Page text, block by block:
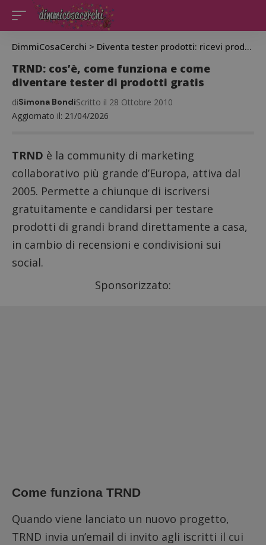
DimmiCosaCerchi > Diventa tester prodotti: ricevi prodotti gratis da testare
TRND: cos’è, come funziona e come
diventare tester di prodotti gratis
Aggiornato il: 21/04/2026
diSimona BondiScritto il 28 Ottobre 2010
TRND è la community di marketing
collaborativo più grande d’Europa, attiva dal
2005. Permette a chiunque di iscriversi
gratuitamente e candidarsi per testare
prodotti di grandi brand direttamente a casa,
in cambio di recensioni e condivisioni sui
social.
Sponsorizzato:
Come funziona TRND
Quando viene lanciato un nuovo progetto,
TRND invia un’email di invito agli iscritti il cui